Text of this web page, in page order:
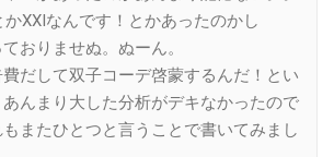
XXIなんです！とかあったのかし
おりませぬ。ぬーん。
だして双子コーデ啓蒙するんだ！とい
んまり大した分析がデキなかったので
またひとつと言うことで書いてみまし